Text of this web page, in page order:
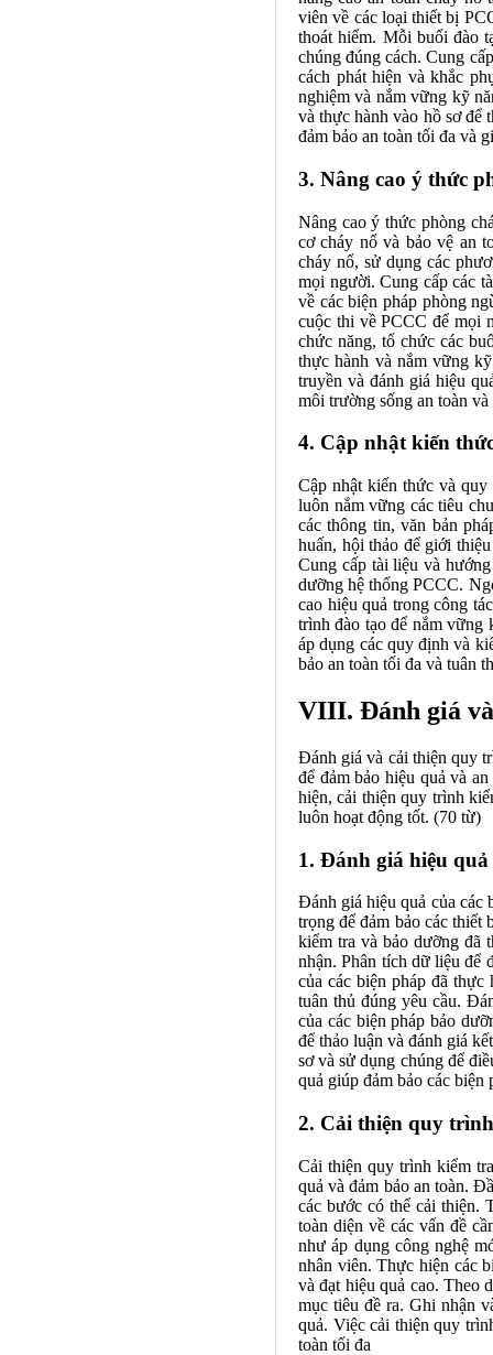
viên về các loại thiết bị
thoát hiểm. Mỗi buổi đào
chúng đúng cách. Cung
cách phát hiện và khắc
nghiệm và nắm vững kỹ
và thực hành vào hồ sơ để
đảm bảo an toàn tối đa và
3. Nâng cao ý thức
Nâng cao ý thức phòng
cơ cháy nổ và bảo vệ an
cháy nổ, sử dụng các
mọi người. Cung cấp các
về các biện pháp phòng
cuộc thi về PCCC để mọi
chức năng, tổ chức các
thực hành và nắm vững
truyền và đánh giá hiệu
môi trường sống an toàn
4. Cập nhật kiến
Cập nhật kiến thức và
luôn nắm vững các tiêu
các thông tin, văn bản
huấn, hội thảo để giới
Cung cấp tài liệu và
dưỡng hệ thống PCCC.
cao hiệu quả trong công
trình đào tạo để nắm vững
áp dụng các quy định và
bảo an toàn tối đa và tuân
VIII. Đánh giá
Đánh giá và cải thiện quy
để đảm bảo hiệu quả và
hiện, cải thiện quy trình
luôn hoạt động tốt. (70 từ)
1. Đánh giá hiệu
Đánh giá hiệu quả của các
trọng để đảm bảo các thiết
kiểm tra và bảo dưỡng đã
nhận. Phân tích dữ liệu để
của các biện pháp đã
tuân thủ đúng yêu cầu.
của các biện pháp bảo
để thảo luận và đánh giá
sơ và sử dụng chúng để
quả giúp đảm bảo các biện
2. Cải thiện quy
Cải thiện quy trình kiểm
quả và đảm bảo an toàn.
các bước có thể cải thiện.
toàn diện về các vấn đề
như áp dụng công nghệ
nhân viên. Thực hiện các
và đạt hiệu quả cao. Theo
mục tiêu đề ra. Ghi nhận
quả. Việc cải thiện quy
toàn tối đa